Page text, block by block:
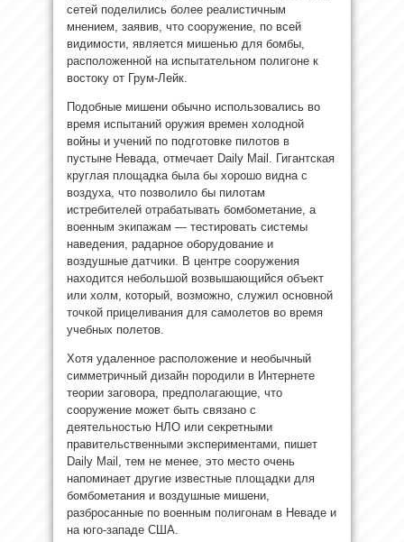
сетей поделились более реалистичным
мнением, заявив, что сооружение, по всей
видимости, является мишенью для бомбы,
расположенной на испытательном полигоне к
востоку от Грум-Лейк.
Подобные мишени обычно использовались во
время испытаний оружия времен холодной
войны и учений по подготовке пилотов в
пустыне Невада, отмечает Daily Mail. Гигантская
круглая площадка была бы хорошо видна с
воздуха, что позволило бы пилотам
истребителей отрабатывать бомбометание, а
военным экипажам — тестировать системы
наведения, радарное оборудование и
воздушные датчики. В центре сооружения
находится небольшой возвышающийся объект
или холм, который, возможно, служил основной
точкой прицеливания для самолетов во время
учебных полетов.
Хотя удаленное расположение и необычный
симметричный дизайн породили в Интернете
теории заговора, предполагающие, что
сооружение может быть связано с
деятельностью НЛО или секретными
правительственными экспериментами, пишет
Daily Mail, тем не менее, это место очень
напоминает другие известные площадки для
бомбометания и воздушные мишени,
разбросанные по военным полигонам в Неваде и
на юго-западе США.